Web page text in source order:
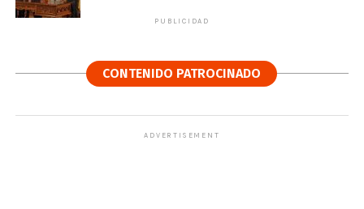
PUBLICIDAD
CONTENIDO PATROCINADO
ADVERTISEMENT